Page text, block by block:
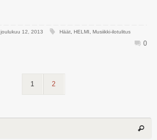
joulukuu 12, 2013 Häät, HELMI Musiikki-ilotulitus
0
1 2